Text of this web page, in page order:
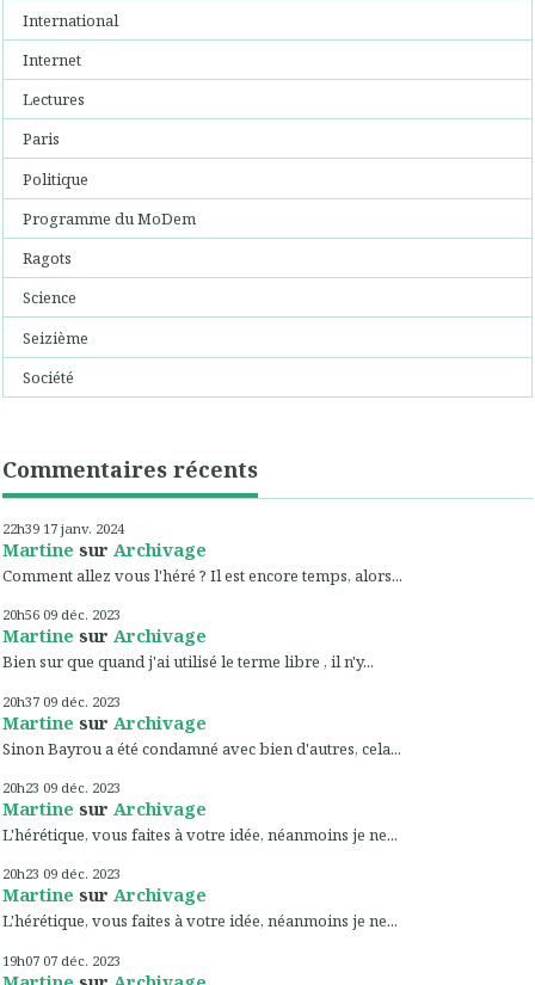
International
Internet
Lectures
Paris
Politique
Programme du MoDem
Ragots
Science
Seizième
Société
Commentaires récents
22h39 17 janv. 2024
Martine sur Archivage
Comment allez vous l'héré ? Il est encore temps, alors...
20h56 09 déc. 2023
Martine sur Archivage
Bien sur que quand j'ai utilisé le terme libre , il n'y...
20h37 09 déc. 2023
Martine sur Archivage
Sinon Bayrou a été condamné avec bien d'autres, cela...
20h23 09 déc. 2023
Martine sur Archivage
L'hérétique, vous faites à votre idée, néanmoins je ne...
20h23 09 déc. 2023
Martine sur Archivage
L'hérétique, vous faites à votre idée, néanmoins je ne...
19h07 07 déc. 2023